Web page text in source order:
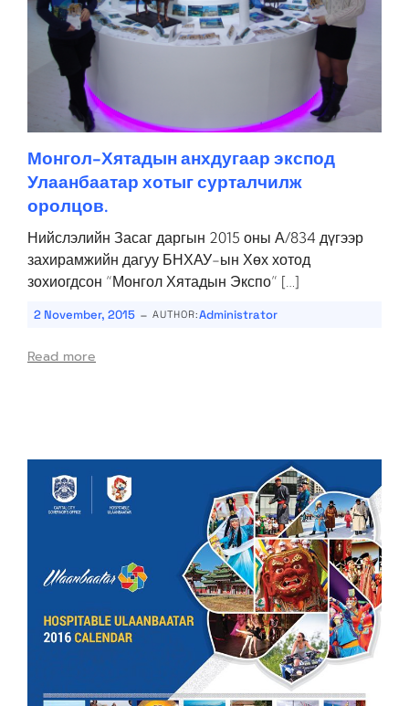
Монгол-Хятадын анхдугаар экспод
Улаанбаатар хотыг сурталчилж
оролцов.
Нийслэлийн Засаг даргын 2015 оны А/834 дүгээр
захирамжийн дагуу БНХАУ-ын Хөх хотод
зохиогдсон “Монгол Хятадын Экспо” […]
2 November, 2015 - AUTHOR:Administrator
Read more